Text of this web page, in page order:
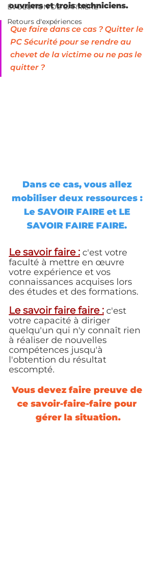
ÉVOLUTION DE CARRIÈRE
Retours d'expériences
ouvriers et trois techniciens.
Que faire dans ce cas ? Quitter le
PC Sécurité pour se rendre au
chevet de la victime ou ne pas le
quitter ?
Dans ce cas, vous allez
mobiliser deux ressources :
Le SAVOIR FAIRE et LE
SAVOIR FAIRE FAIRE.
Le savoir faire : c'est votre
faculté à mettre en œuvre
votre expérience et vos
connaissances acquises lors
des études et des formations.
Le savoir faire faire : c'est
votre capacité à diriger
quelqu'un qui n'y connaît rien
à réaliser de nouvelles
compétences jusqu'à
l'obtention du résultat
escompté.
Vous devez faire preuve de
ce savoir-faire-faire pour
gérer la situation.